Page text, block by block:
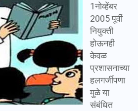
1नोव्हेंबर
2005 पूर्वी
नियुक्ती
होऊनही
केवळ
प्रशासनाच्या
हलगर्जीपणा
मुळे या
संबंधित